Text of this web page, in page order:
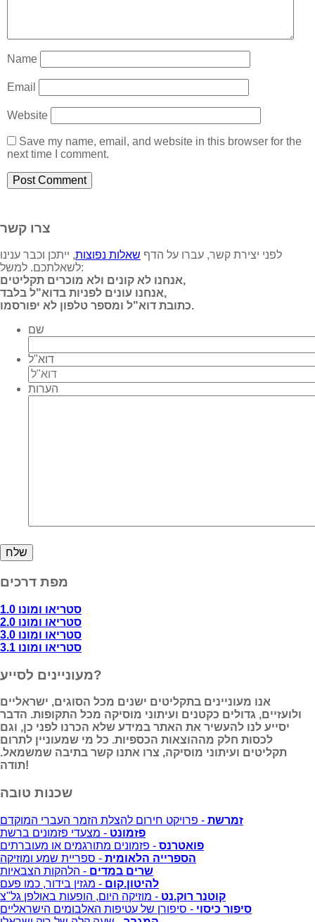
Name
Email
Website
Save my name, email, and website in this browser for the
next time I comment.
צרו קשר
לפני יצירת קשר, עברו על הדף שאלות נפוצות, ייתכן וכבר ענינו
לשאלתכם. למשל:
אנחנו לא קונים ולא מוכרים תקליטים,
אנחנו עונים לפניות בדוא"ל בלבד,
כתובת דוא"ל ומספר טלפון לא יפורסמו.
שם
דוא"ל
הערות
מפת דרכים
סטריאו ומונו 1.0
סטריאו ומונו 2.0
סטריאו ומונו 3.0
סטריאו ומונו 3.1
מעוניינים לסייע?
אנו מעוניינים בתקליטים ישנים מכל הסוגים, ישראליים
ולועזיים, גדולים כקטנים ועיתוני מוסיקה מכל התקופות. הדבר
יסייע לנו להעשיר את האתר במידע שלא הכרנו לפני כן, וגם
לכסות חלק מההוצאות הכספיות. כל מי שמעוניין לתרום
תקליטים ועיתוני מוסיקה, צרו אתנו קשר בתיבה שמשמאל.
תודה!
שכנות טובה
זמרשת - פרויקט חירום להצלת הזמר העברי המוקדם
פזמונט - מצעדי פזמונים ברשת
פואטרנס - פזמונים מתורגמים או מעוברתים
הספרייה הלאומית - ספריית שמע ומוזיקה
שרים במדים - הלהקות הצבאיות
להיטון.קום - מגזין בידור, כמו פעם
קוטנר רוק.נט - מוזיקה היום, הופעות באולפן גל"צ
סיפור כיסוי - סיפורן של עטיפות האלבומים הישראליים